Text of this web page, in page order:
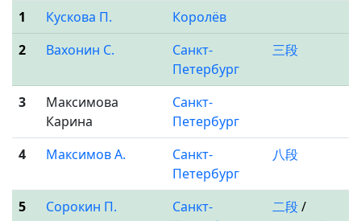
1
Кускова П.
Королёв
2
Вахонин С.
Санкт-
Петербург
三段
3
Максимова
Карина
Санкт-
Петербург
4
Максимов А.
Санкт-
Петербург
八段
5 Сорокин П.
Санкт-
二段/